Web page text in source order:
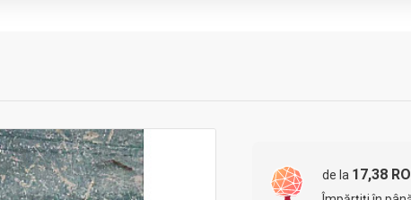
de la 17,38